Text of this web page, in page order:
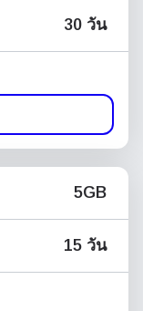
30 วัน
5GB
15 วัน